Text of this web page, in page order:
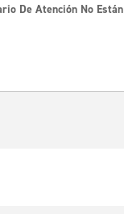
De Atención No Están